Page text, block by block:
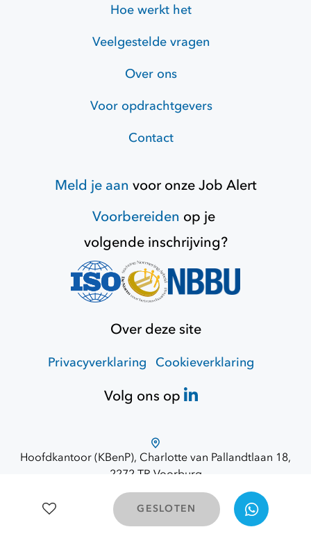
GESLOTEN
Hoe werkt het
Veelgestelde vragen
Over ons
Voor opdrachtgevers
Contact
Meld je aan voor onzeJob Alert
Voorbereiden op je
volgende inschrijving?
Over deze site
Privacyverklaring Cookieverklaring
Volg ons op
Hoofdkantoor (KBenP), Charlotte van Pallandtlaan 18,
2272 TR Voorburg
Route via Google Maps
© 2026 Opdracht Overheid